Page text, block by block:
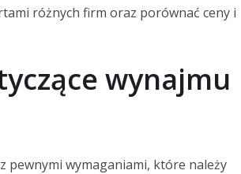
różnych firm oraz porównać ceny i
wynajmu
pewnymi wymaganiami, które należy